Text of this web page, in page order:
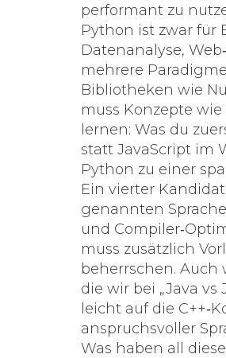
performant zu
Python ist zwar für
Datenanalyse,
mehrere
Bibliotheken wie
muss Konzepte
lernen: Was du
statt JavaScript im
Python zu einer
Ein vierter
genannten
und
muss zusätzlich
beherrschen. Auch
die wir bei „Java vs
leicht auf die
anspruchsvoller
Was haben all